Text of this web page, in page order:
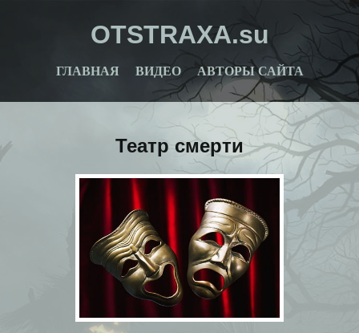
OTSTRAXA.su
ГЛАВНАЯ ВИДЕО АВТОРЫ САЙТА
Театр смерти